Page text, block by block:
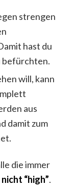
strengen
hast du
befürchten.
will, kann
aus
damit zum
die immer
nicht “high”.